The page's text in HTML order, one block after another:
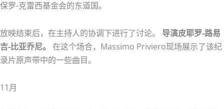
保罗-克雷西基金会的东道国。
放映结束后，在主持人的协调下进行了讨论。 导演皮耶罗-路易
吉-比亚乔尼。 在这个场合，Massimo Priviero现场展示了该纪
录片原声带中的一些曲目。
11月